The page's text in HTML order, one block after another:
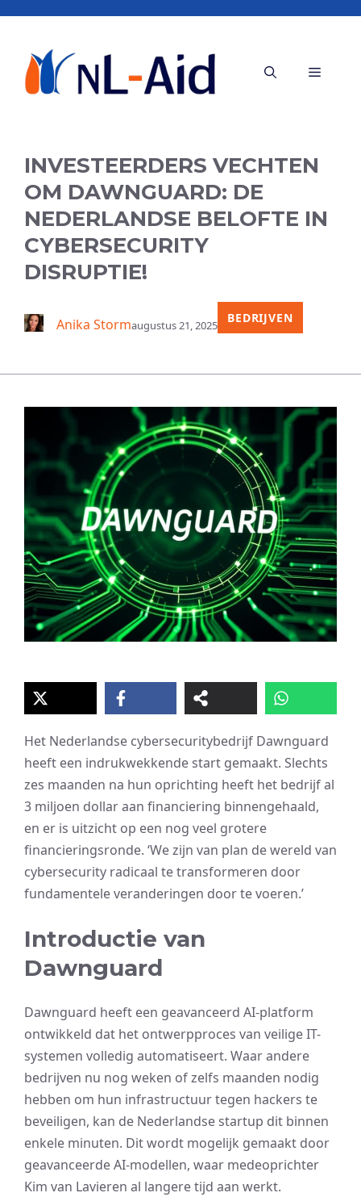
inhoud
Menu
INVESTEERDERS VECHTEN
OM DAWNGUARD: DE
NEDERLANDSE BELOFTE IN
CYBERSECURITY
DISRUPTIE!
Anika Stormaugustus 21, 2025 BEDRIJVEN
Het Nederlandse cybersecuritybedrijf Dawnguard
heeft een indrukwekkende start gemaakt. Slechts
zes maanden na hun oprichting heeft het bedrijf al
3 miljoen dollar aan financiering binnengehaald,
en er is uitzicht op een nog veel grotere
financieringsronde. ‘We zijn van plan de wereld van
cybersecurity radicaal te transformeren door
fundamentele veranderingen door te voeren.’
Introductie van
Dawnguard
Dawnguard heeft een geavanceerd AI-platform
ontwikkeld dat het ontwerpproces van veilige IT-
systemen volledig automatiseert. Waar andere
bedrijven nu nog weken of zelfs maanden nodig
hebben om hun infrastructuur tegen hackers te
beveiligen, kan de Nederlandse startup dit binnen
enkele minuten. Dit wordt mogelijk gemaakt door
geavanceerde AI-modellen, waar medeoprichter
Kim van Lavieren al langere tijd aan werkt.